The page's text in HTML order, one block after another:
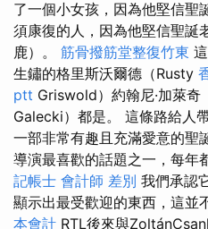
了一個小女孩，因為他堅信聖
須康復的人，因為他堅信聖誕
鹿）。 筋骨撥筋堂整復竹東
生鏽的格里斯沃爾德（Rusty
ptt Griswold）約翰尼·加萊奇
Galecki）都是。 這條路給人
一部非常有趣且充滿愛意的聖
導演最喜歡的話題之一，每年
記帳士 會計師 差別 我們承認
顯示出最受歡迎的東西，這並
本會計 RTL後來與